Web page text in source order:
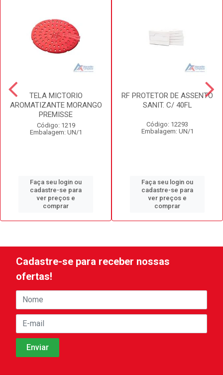
TELA MICTORIO
AROMATIZANTE MORANGO
PREMISSE
Código: 1219
Embalagem: UN/1
Faça seu login ou
cadastre-se para
ver preços e
comprar
RF PROTETOR DE ASSENTO
SANIT. C/ 40FL
Código: 12293
Embalagem: UN/1
Faça seu login ou
cadastre-se para
ver preços e
comprar
Cadastre-se para receber nossas
ofertas!